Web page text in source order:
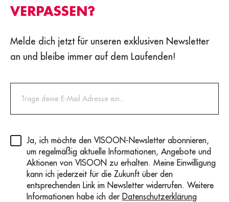
VERPASSEN?
Melde dich jetzt für unseren exklusiven Newsletter
an und bleibe immer auf dem Laufenden!
Privacy(erforderlich)
Ja, ich möchte den VISOON-Newsletter abonnieren,
um regelmäßig aktuelle Informationen, Angebote und
Aktionen von VISOON zu erhalten. Meine Einwilligung
kann ich jederzeit für die Zukunft über den
entsprechenden Link im Newsletter widerrufen. Weitere
Informationen habe ich der Datenschutzerklärung